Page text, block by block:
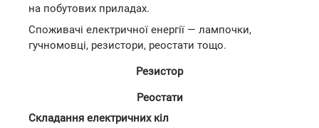
на побутових приладах.
Споживачі електричної енергії — лампочки,
гучномовці, резистори, реостати тощо.
Резистор
Реостати
Складання електричних кіл